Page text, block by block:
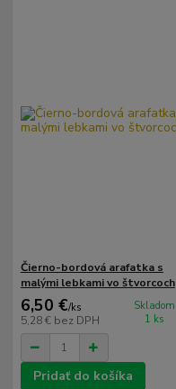
Čierno-bordová arafatka s
malými lebkami vo štvorcoch
6,50 €/ks
5,28 € bez DPH
Skladom
1 ks
Pridať do košíka